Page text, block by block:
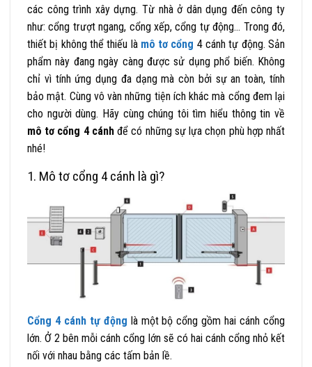
các công trình xây dựng. Từ nhà ở dân dụng đến công ty
như: cổng trượt ngang, cổng xếp, cổng tự động… Trong đó,
thiết bị không thể thiếu là mô tơ cổng 4 cánh tự động. Sản
phẩm này đang ngày càng được sử dụng phổ biến. Không
chỉ vì tính ứng dụng đa dạng mà còn bởi sự an toàn, tính
bảo mật. Cùng vô vàn những tiện ích khác mà cổng đem lại
cho người dùng. Hãy cùng chúng tôi tìm hiểu thông tin về
mô tơ cổng 4 cánhđể có những sự lựa chọn phù hợp nhất
nhé!
1. Mô tơ cổng 4 cánh là gì?
Cổng 4 cánh tự động là một bộ cổng gồm hai cánh cổng
lớn. Ở 2 bên mỗi cánh cổng lớn sẽ có hai cánh cổng nhỏ kết
nối với nhau bằng các tấm bản lề.